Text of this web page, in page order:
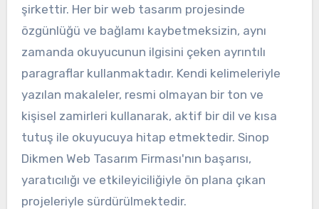
şirkettir. Her bir web tasarım projesinde
özgünlüğü ve bağlamı kaybetmeksizin, aynı
zamanda okuyucunun ilgisini çeken ayrıntılı
paragraflar kullanmaktadır. Kendi kelimeleriyle
yazılan makaleler, resmi olmayan bir ton ve
kişisel zamirleri kullanarak, aktif bir dil ve kısa
tutuş ile okuyucuya hitap etmektedir. Sinop
Dikmen Web Tasarım Firması'nın başarısı,
yaratıcılığı ve etkileyiciliğiyle ön plana çıkan
projeleriyle sürdürülmektedir.